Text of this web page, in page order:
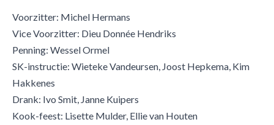
Voorzitter: Michel Hermans
Vice Voorzitter: Dieu Donnée Hendriks
Penning: Wessel Ormel
SK-instructie: Wieteke Vandeursen, Joost Hepkema, Kim
Hakkenes
Drank: Ivo Smit, Janne Kuipers
Kook-feest: Lisette Mulder, Ellie van Houten